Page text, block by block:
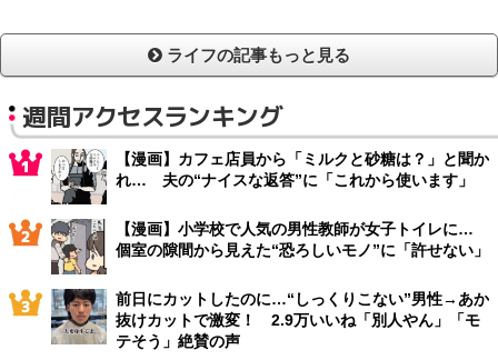
ライフの記事もっと見る
週間アクセスランキング
【漫画】カフェ店員から「ミルクと砂糖は？」と聞か
れ… 夫の“ナイスな返答”に「これから使います」
【漫画】小学校で人気の男性教師が女子トイレに…
個室の隙間から見えた“恐ろしいモノ”に「許せない」
前日にカットしたのに…“しっくりこない”男性→あか
抜けカットで激変！ 2.9万いいね「別人やん」「モ
テそう」絶賛の声